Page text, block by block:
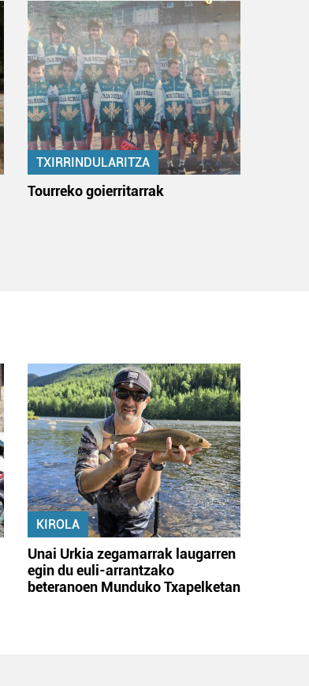
TXIRRINDULARITZA
Tourreko goierritarrak
KIROLA
Unai Urkia zegamarrak laugarren
egin du euli-arrantzako
beteranoen Munduko Txapelketan